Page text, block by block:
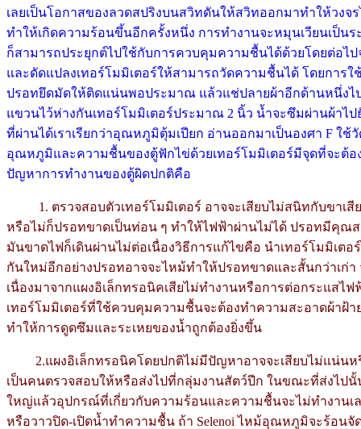
เลยเป็นโอกาสของลวดสปริงบนสวิทดันให้สวิทออกมาทำให้วงจ
ทำให้เกิดความร้อนขึ้นอีกครั้งหนึ่ง การทำงานจะหมุนเวียนเป็นร
ก็สามารถประยุกต์ไปใช้กับการควบคุมความชื้นได้ด้วยโดยต่อไป
และดัดแปลงเทอร์โมมิเตอร์ให้สามารถวัดความชื้นได้ โดยการ
ปรอทยึดมัดให้ติดแน่นพอประมาณ แล้วแช่ปลายผ้าอีกด้านหนึ่งไ
แขวนไว้ห่างกันเทอร์โมมิเตอร์ประมาณ 2 นิ้ว น้ำจะซึมผ่านผ้าไ
ที่ผ่านได้เราเรียกว่าอุณหภูมิตุ้มเปียก อ่านออกมาเป็นองศา F ใ
อุณหภูมิและความชื้นของตู้ฟักไข่ด้วยเทอร์โมมิเตอร์มีจุดที่จะต้อ
ปัญหาการทำงานของตู้ผิดปกติคือ
1. ตรวจสอบตัวเทอร์โมมิเตอร์ อาจจะเสียบไม่สนิทกับขาเสี
หรือไม่ก็ปรอทขาดเป็นท่อน ๆ ทำให้ไฟฟ้าผ่านไม่ได้ ปรอทมีคุณ
มันขาดไฟก็เดินผ่านไม่ต่อเนื่องวิธีการแก้ไขคือ นำเทอร์โมมิเต
กันใหม่อีกอย่างปรอทอาจจะไหม้ทำให้ปรอทขาดและสั้นกว่าเ
เนื่องมาจากแผงอิเล็กทรอนิคเสียไม่ทำงานหรือการต่อกระแสไ
เทอร์โมมิเตอร์ที่ใช้ควบคุมความชื้นจะต้องทำความสะอาดผ้าฝ้
ทำให้การดูดซึมและระเหยของน้ำถูกต้องยิ่งขึ้น
2.แผงอิเล็กทรอนิคโดยปกติไม่มีปัญหาอาจจะเสียบไม่แน่นห
เป็นคนตรวจสอบให้หรือส่งไปที่กลุ่มงานสัตว์ปีก ในขณะที่ส่งไป
ใหญ่แล้วอุปกรณ์ที่เกี่ยวกับความร้อนและความชื้นจะไม่ทำงานเ
หรือวาวปิด-เปิดน้ำทำความชื้น ถ้า Selenoi ไหม้อุณหภูมิจะร้อน